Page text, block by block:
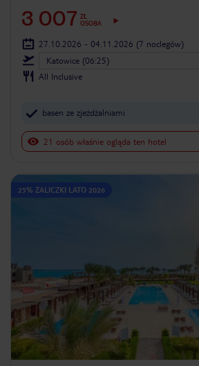
3 007 ZŁ
OSOBA
27.10.2026 - 04.11.2026 (7 noclegów)
Katowice (06:25)
All Inclusive
basen ze zjeżdżalniami
21 osób właśnie ogląda ten hotel
25% ZALICZKI LATO 2026